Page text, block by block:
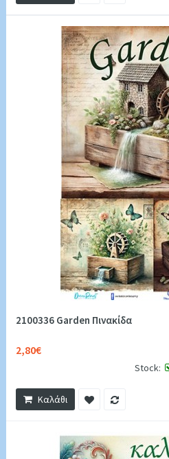
2100336 Garden Πινακίδα
2,80€
Stock:
Καλάθι